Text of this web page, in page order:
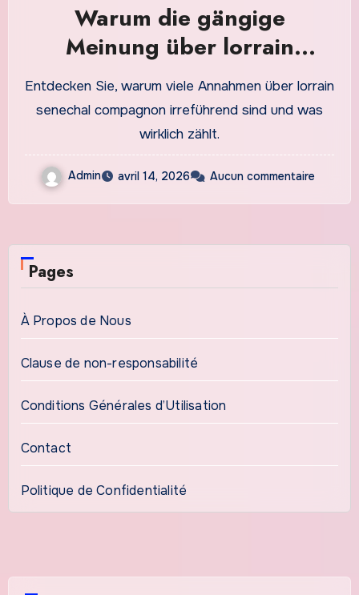
Warum die gängige
Meinung über lorrain
senechal compagnon falsch
ist
Entdecken Sie, warum viele Annahmen über lorrain
senechal compagnon irreführend sind und was
wirklich zählt.
Admin avril 14, 2026 Aucun commentaire
Pages
À Propos de Nous
Clause de non-responsabilité
Conditions Générales d’Utilisation
Contact
Politique de Confidentialité